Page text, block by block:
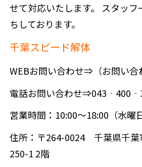
せて対応いたします。 スタッ
ちしております。
千葉スピード解体
WEBお問い合わせ⇒（お問い合
電話お問い合わせ
営業時間：10:00～18:00（水曜
住所：〒264-0024 千葉県千葉
250-1 2階